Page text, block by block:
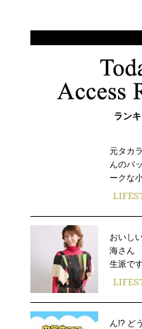
ラン
元タカ
んのバ
ークな
おいし
海さん
生派で
ん!? ど